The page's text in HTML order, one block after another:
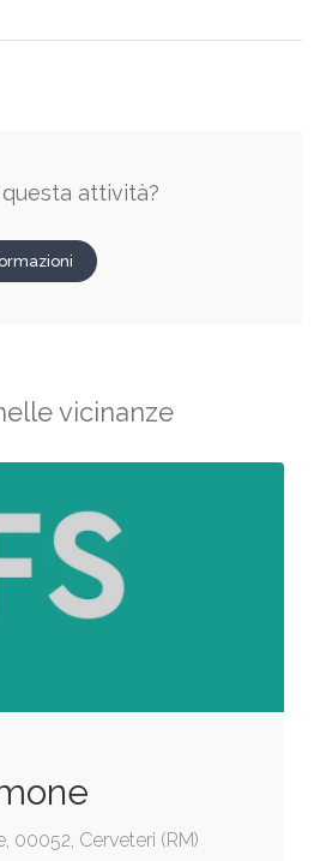
attività?
vicinanze
00052, Cerveteri (RM)